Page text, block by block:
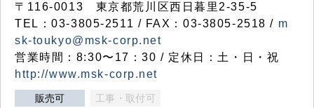
〒116-0013 東京都荒川区西日暮里2-35-5
TEL：03-3805-2511 / FAX：03-3805-2518 / m
sk-toukyo@msk-corp.net
営業時間：8:30〜17：30 / 定休日：土・日・祝
http://www.msk-corp.net
販売可 工事・取付可